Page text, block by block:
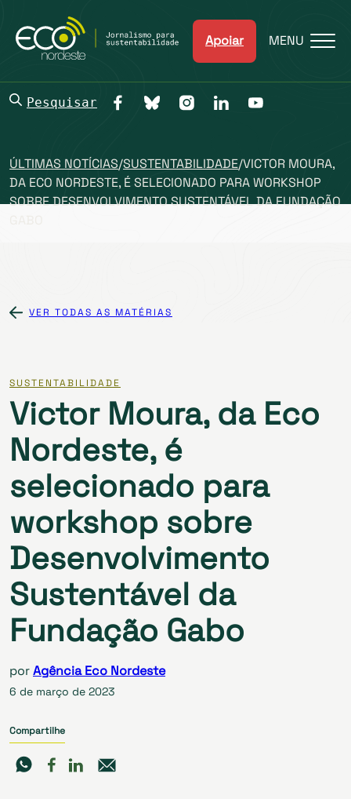
Apoiar MENU
Pesquisar
ÚLTIMAS NOTÍCIAS/SUSTENTABILIDADE/VICTOR MOURA,
DA ECO NORDESTE, É SELECIONADO PARA WORKSHOP
SOBRE DESENVOLVIMENTO SUSTENTÁVEL DA FUNDAÇÃO
VER TODAS AS MATÉRIAS
SUSTENTABILIDADE
Victor Moura, da Eco
Nordeste, é
selecionado para
workshop sobre
Desenvolvimento
Sustentável da
Fundação Gabo
porAgência Eco Nordeste
6 de março de 2023
Compartilhe